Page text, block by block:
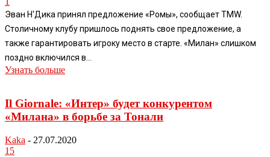
Эван Н'Дика принял предложение «Ромы», сообщает TMW.
Столичному клубу пришлось поднять свое предложение, а
также гарантировать игроку место в старте. «Милан» слишком
поздно включился в...
Узнать больше
Il Giornale: «Интер» будет конкурентом
«Милана» в борьбе за Тонали
Kaka - 27.07.2020
15